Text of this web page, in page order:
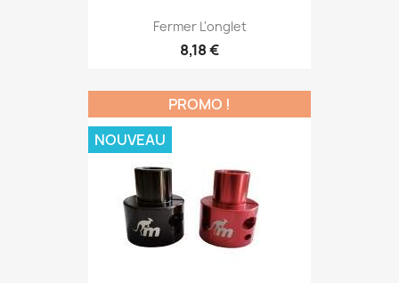
Fermer L'onglet
8,18 €
PROMO !
NOUVEAU